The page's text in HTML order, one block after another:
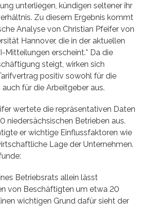
unterliegen, kündigen seltener ihr
Zu diesem Ergebnis kommt
Analyse von Christian Pfeifer von
Hannover, die in der aktuellen
Mitteilungen erscheint.* Da die
steigt, wirken sich
positiv sowohl für die
für die Arbeitgeber aus.
wertete die repräsentativen Daten
niedersächsischen Betrieben aus.
er wichtige Einflussfaktoren wie
Lage der Unternehmen.
Betriebsrats allein lässt
von Beschäftigten um etwa 20
wichtigen Grund dafür sieht der